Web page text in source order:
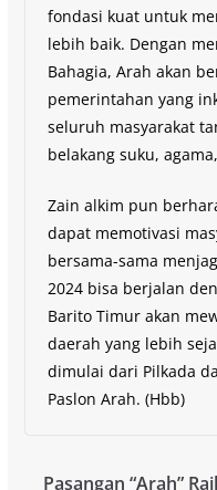
fondasi kuat untuk
lebih baik. Dengan
Bahagia, Arah akan
pemerintahan yang
seluruh masyarakat
belakang suku,
Zain alkim pun
dapat memotivasi
bersama-sama
2024 bisa berjalan
Barito Timur akan
daerah yang lebih
dimulai dari Pilkada
Paslon Arah. (Hbb)
Pasangan “Arah”